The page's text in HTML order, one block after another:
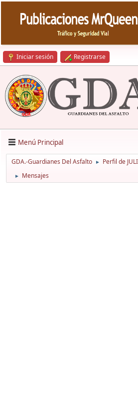
Iniciar sesión Registrarse
Menú Principal
GDA.-Guardianes Del Asfalto ► Perfil de
► Mensajes